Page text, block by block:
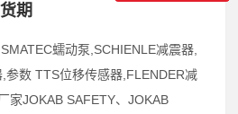
期
蠕动泵,SCHIENLE减震器,
参数 TTS位移传感器,FLENDER减
家JOKAB SAFETY、JOKAB